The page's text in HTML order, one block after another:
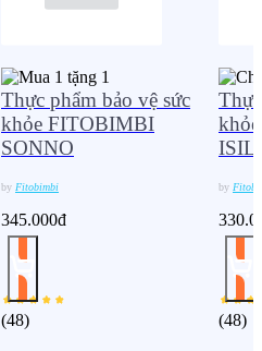
Thực phẩm bảo vệ sức
khỏe FITOBIMBI
SONNO
by Fitobimbi
345.000đ
(48)
by
(48)